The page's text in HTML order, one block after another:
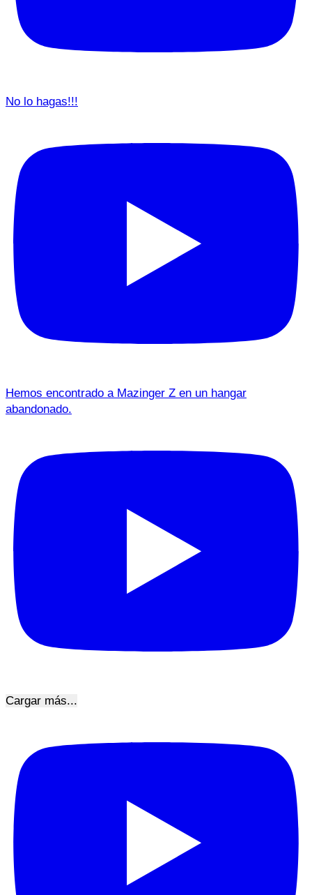
No lo hagas!!!
Hemos encontrado a Mazinger Z en un hangar
abandonado.
Cargar más...